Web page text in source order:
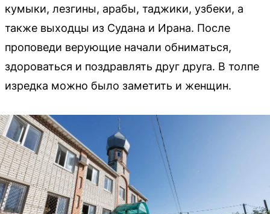
кумыки, лезгины, арабы, таджики, узбеки, а
также выходцы из Судана и Ирана. После
проповеди верующие начали обниматься,
здороваться и поздравлять друг друга. В толпе
изредка можно было заметить и женщин.